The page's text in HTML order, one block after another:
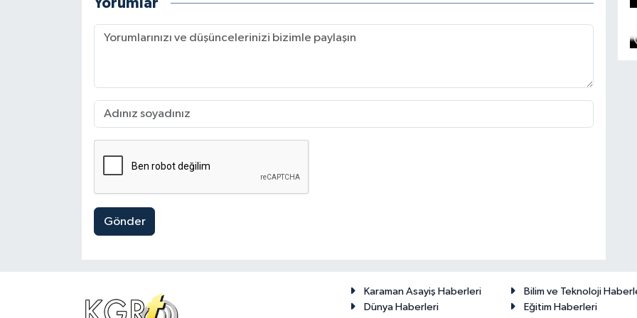
Yorumlar
Gönder
Karaman Asayiş Haberleri
Bilim ve Teknoloji
Dünya Haberleri
Eğitim Haberleri